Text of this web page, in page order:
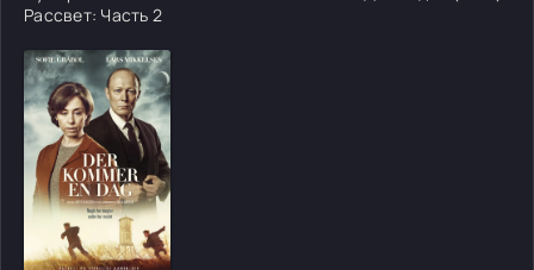
Рассвет: Часть 2